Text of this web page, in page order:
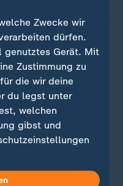
Zwecke wir
dürfen.
Gerät. Mit
Zustimmung zu
die wir deine
du legst unter
welchen
gibst und
oder ändern.